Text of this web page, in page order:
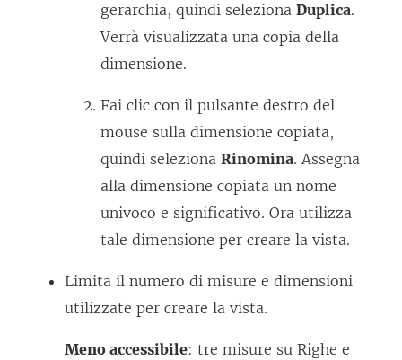
gerarchia, quindi seleziona Duplica.
Verrà visualizzata una copia della
dimensione.
Fai clic con il pulsante destro del
mouse sulla dimensione copiata,
quindi seleziona Rinomina. Assegna
alla dimensione copiata un nome
univoco e significativo. Ora utilizza
tale dimensione per creare la vista.
Limita il numero di misure e dimensioni
utilizzate per creare la vista.
Meno accessibile: tre misure su Righe e